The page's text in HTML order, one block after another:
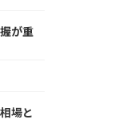
が重
場と